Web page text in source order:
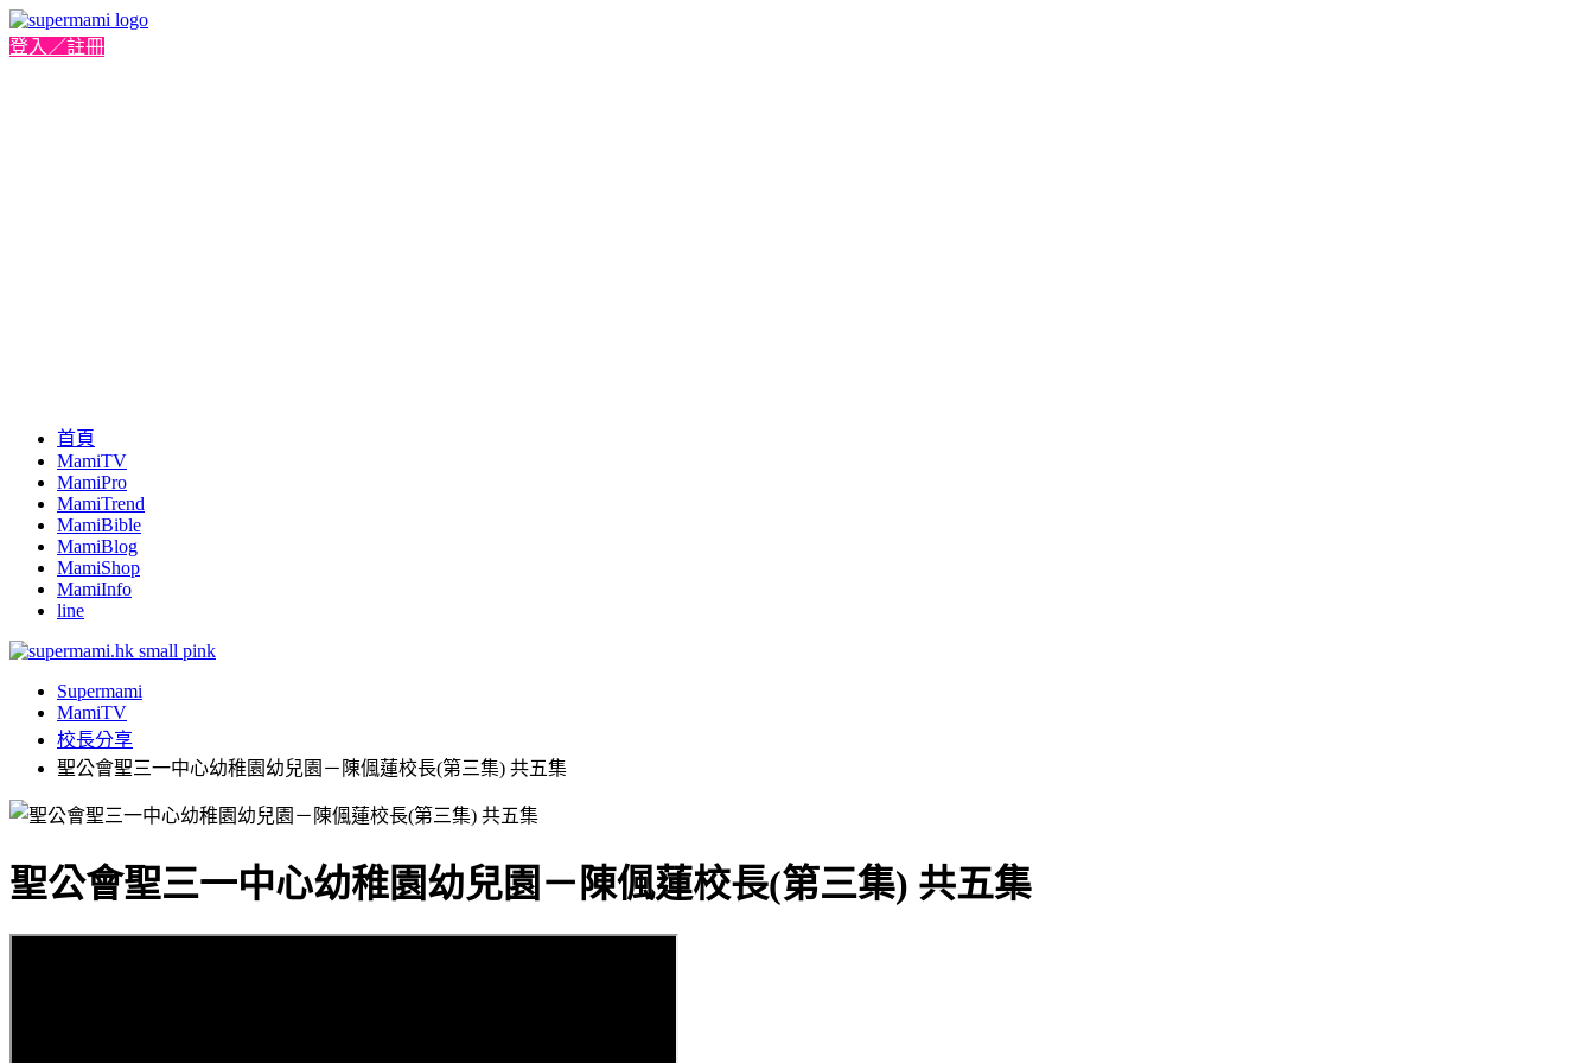
登入／註冊
首頁
MamiTV
MamiPro
MamiTrend
MamiBible
MamiBlog
MamiShop
MamiInfo
line
Supermami
MamiTV
校長分享
聖公會聖三一中心幼稚園幼兒園－陳偑蓮校長(第三集) 共五集
聖公會聖三一中心幼稚園幼兒園－陳偑蓮校長(第三集) 共五集